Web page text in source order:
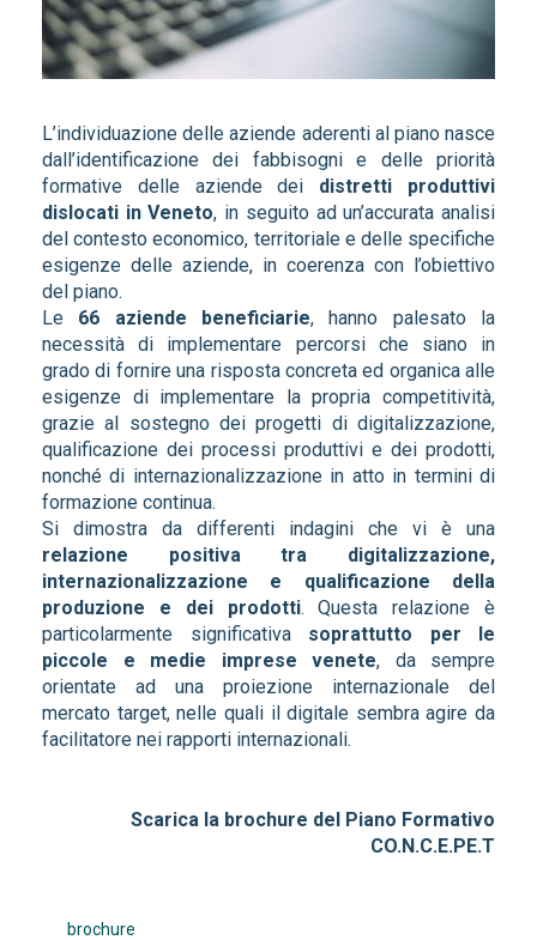
L’individuazione delle aziende aderenti al piano nasce
dall’identificazione dei fabbisogni e delle priorità
formative delle aziende dei distretti produttivi
dislocati in Veneto, in seguito ad un’accurata analisi
del contesto economico, territoriale e delle specifiche
esigenze delle aziende, in coerenza con l’obiettivo
del piano.
Le 66 aziende beneficiarie, hanno palesato la
necessità di implementare percorsi che siano in
grado di fornire una risposta concreta ed organica alle
esigenze di implementare la propria competitività,
grazie al sostegno dei progetti di digitalizzazione,
qualificazione dei processi produttivi e dei prodotti,
nonché di internazionalizzazione in atto in termini di
formazione continua.
Si dimostra da differenti indagini che vi è una
relazione positiva tra digitalizzazione,
internazionalizzazione e qualificazione della
produzione e dei prodotti. Questa relazione è
particolarmente significativa soprattutto per le
piccole e medie imprese venete, da sempre
orientate ad una proiezione internazionale del
mercato target, nelle quali il digitale sembra agire da
facilitatore nei rapporti internazionali.
Scarica la brochure del Piano Formativo
CO.N.C.E.PE.T
brochure